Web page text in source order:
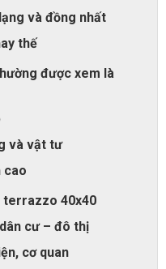
và đồng nhất
thế
được xem là
và vật tư
cao
terrazzo 40x40
cư – đô thị
cơ quan